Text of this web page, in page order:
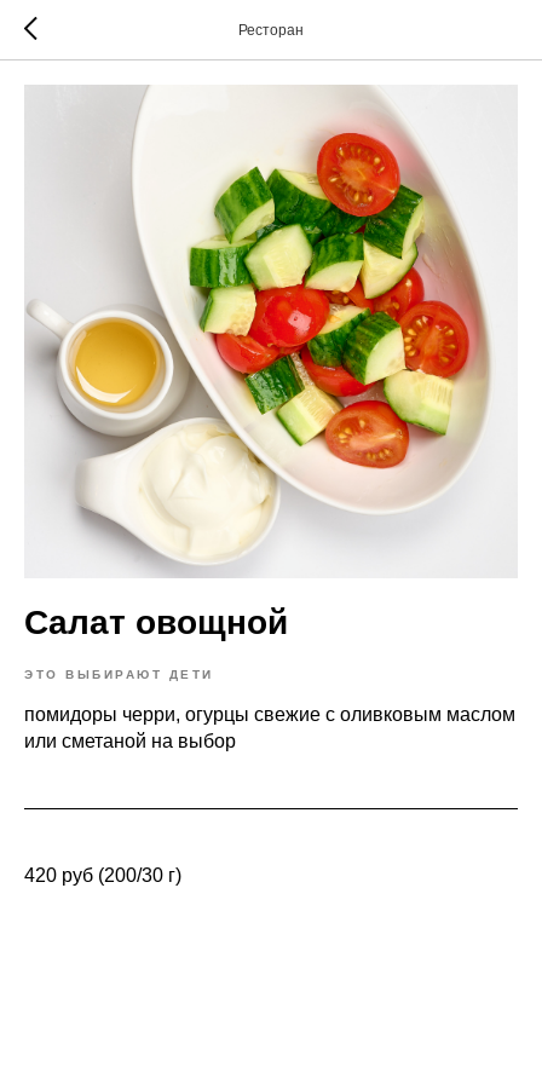
Ресторан
Салат овощной
ЭТО ВЫБИРАЮТ ДЕТИ
помидоры черри, огурцы свежие с оливковым маслом
или сметаной на выбор
420 руб (200/30 г)